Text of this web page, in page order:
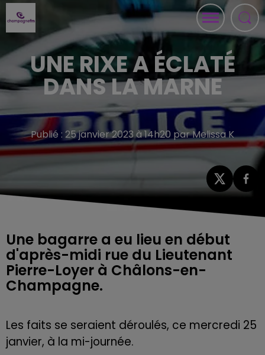
UNE RIXE A ÉCLATÉ
DANS LA MARNE
Publié : 25 janvier 2023 à 14h20 par Melissa K
Une bagarre a eu lieu en début
d'après-midi rue du Lieutenant
Pierre-Loyer à Châlons-en-
Champagne.
Les faits se seraient déroulés, ce mercredi 25
janvier, à la mi-journée.